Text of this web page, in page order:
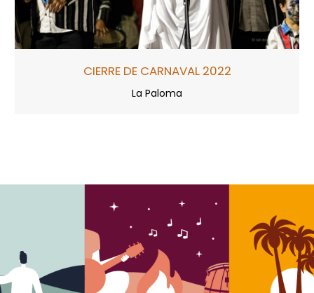
CIERRE DE CARNAVAL 2022
La Paloma